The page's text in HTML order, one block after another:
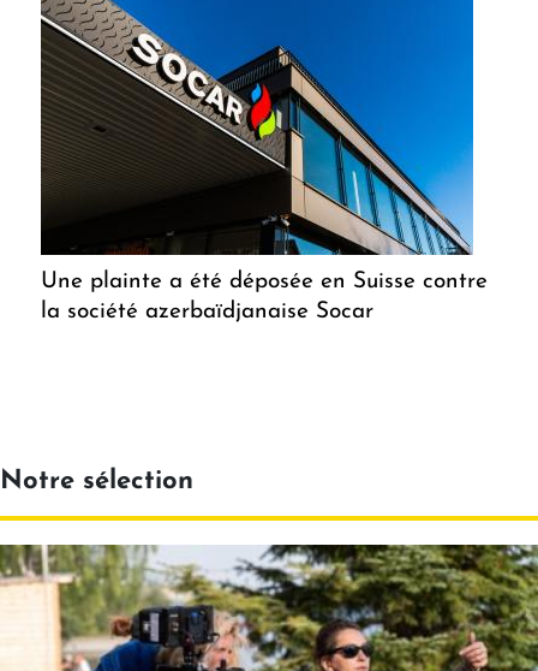
Une plainte a été déposée en Suisse contre
la société azerbaïdjanaise Socar
Notre sélection